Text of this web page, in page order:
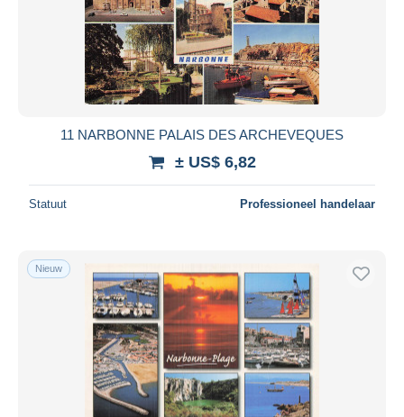
11 NARBONNE PALAIS DES ARCHEVEQUES
± US$ 6,82
Statuut Professioneel handelaar
Nieuw